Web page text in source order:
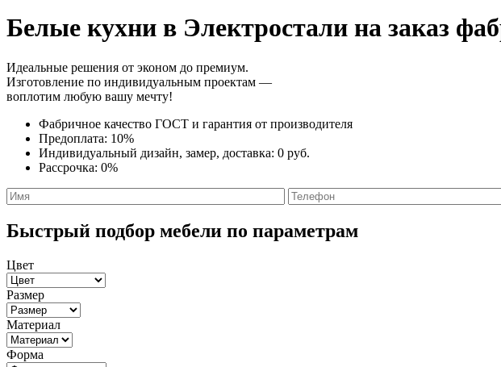
Белые кухни в Электростали на заказ
Идеальные решения от эконом до премиум.
Изготовление по индивидуальным проектам —
воплотим любую вашу мечту!
Фабричное качество ГОСТ и гарантия от производителя
Предоплата: 10%
Индивидуальный дизайн, замер, доставка: 0 руб.
Рассрочка: 0%
Быстрый подбор мебели по параметрам
Цвет
Размер
Материал
Форма